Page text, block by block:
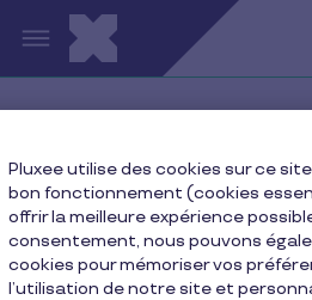
Aller au contenu principal
HR: Our advice
Avantages salariés au
RSE, le duo gagnant
Pluxee utilise des cookies sur ce
bon fonctionnement (cookies
offrir la meilleure expérience
consentement, nous pouvons
cookies pour mémoriser vos
l’utilisation de notre site et